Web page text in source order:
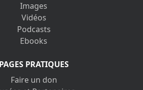
Images
Vidéos
Podcasts
Ebooks
PAGES PRATIQUES
Faire un don